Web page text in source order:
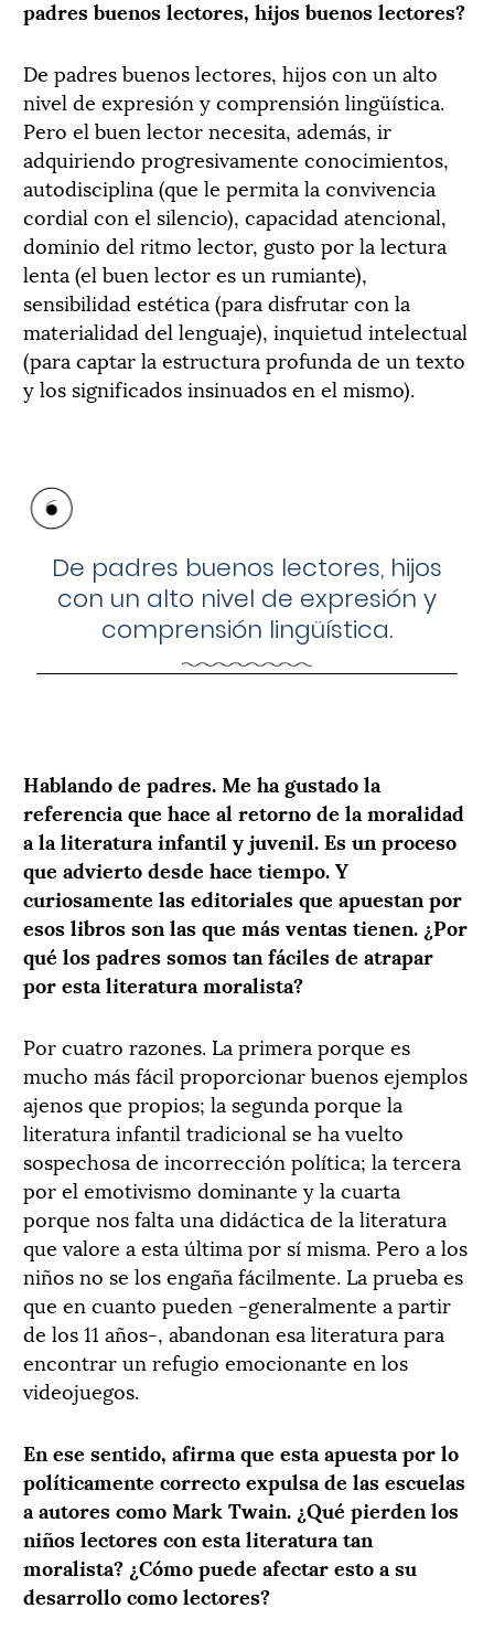
padres buenos lectores, hijos buenos lectores?
De padres buenos lectores, hijos con un alto
nivel de expresión y comprensión lingüística.
Pero el buen lector necesita, además, ir
adquiriendo progresivamente conocimientos,
autodisciplina (que le permita la convivencia
cordial con el silencio), capacidad atencional,
dominio del ritmo lector, gusto por la lectura
lenta (el buen lector es un rumiante),
sensibilidad estética (para disfrutar con la
materialidad del lenguaje), inquietud intelectual
(para captar la estructura profunda de un texto
y los significados insinuados en el mismo).
De padres buenos lectores, hijos
con un alto nivel de expresión y
comprensión lingüística.
Hablando de padres. Me ha gustado la
referencia que hace al retorno de la moralidad
a la literatura infantil y juvenil. Es un proceso
que advierto desde hace tiempo. Y
curiosamente las editoriales que apuestan por
esos libros son las que más ventas tienen. ¿Por
qué los padres somos tan fáciles de atrapar
por esta literatura moralista?
Por cuatro razones. La primera porque es
mucho más fácil proporcionar buenos ejemplos
ajenos que propios; la segunda porque la
literatura infantil tradicional se ha vuelto
sospechosa de incorrección política; la tercera
por el emotivismo dominante y la cuarta
porque nos falta una didáctica de la literatura
que valore a esta última por sí misma. Pero a los
niños no se los engaña fácilmente. La prueba es
que en cuanto pueden -generalmente a partir
de los 11 años-, abandonan esa literatura para
encontrar un refugio emocionante en los
videojuegos.
En ese sentido, afirma que esta apuesta por lo
políticamente correcto expulsa de las escuelas
a autores como Mark Twain. ¿Qué pierden los
niños lectores con esta literatura tan
moralista? ¿Cómo puede afectar esto a su
desarrollo como lectores?